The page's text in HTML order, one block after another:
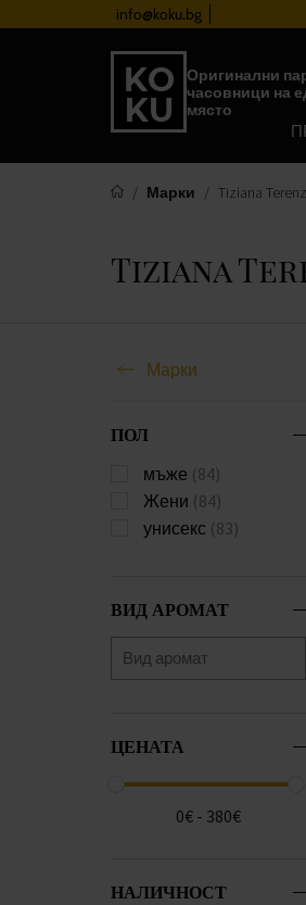
info@koku.bg
Оригинални
часовници на
място
Марки Tiziana
Tiziana
Марки
ПОЛ
мъже (84)
Жени (84)
унисекс (83)
ВИД АРОМАТ
ЦЕНАТА
0€ - 380€
НАЛИЧНОСТ